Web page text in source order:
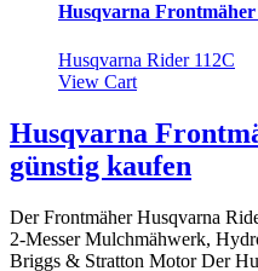
Husqvarna
Husqvarna Rider 112C
View Cart
Husqvarna
günstig kaufen
Der Frontmäher Husqvarna
2-Messer Mulchmähwerk,
Briggs & Stratton Motor Der